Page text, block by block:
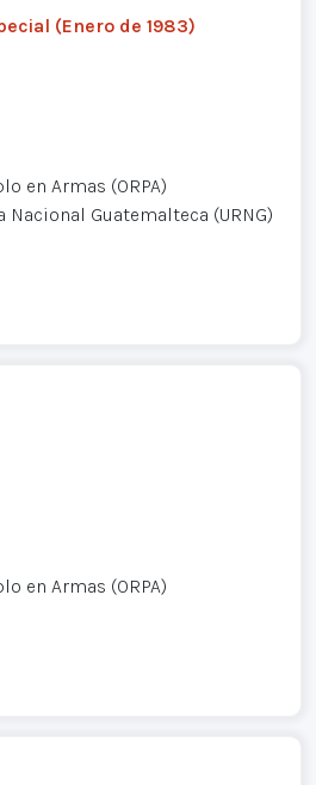
(Enero de 1983)
en Armas (ORPA)
Guatemalteca (URNG)
en Armas (ORPA)